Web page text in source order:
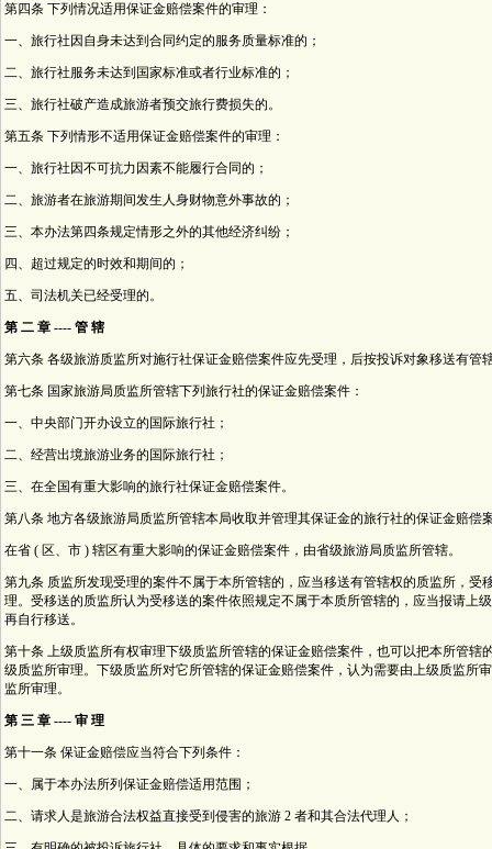
第四条 下列情况适用保证金赔偿案件的审理：
一、旅行社因自身未达到合同约定的服务质量标准的；
二、旅行社服务未达到国家标准或者行业标准的；
三、旅行社破产造成旅游者预交旅行费损失的。
第五条 下列情形不适用保证金赔偿案件的审理：
一、旅行社因不可抗力因素不能履行合同的；
二、旅游者在旅游期间发生人身财物意外事故的；
三、本办法第四条规定情形之外的其他经济纠纷；
四、超过规定的时效和期间的；
五、司法机关已经受理的。
第 二 章 ---- 管 辖
第六条 各级旅游质监所对施行社保证金赔偿案件应先受理，后按投诉对象移送有管
第七条 国家旅游局质监所管辖下列旅行社的保证金赔偿案件：
一、中央部门开办设立的国际旅行社；
二、经营出境旅游业务的国际旅行社；
三、在全国有重大影响的旅行社保证金赔偿案件。
第八条 地方各级旅游局质监所管辖本局收取并管理其保证金的旅行社的保证金赔偿
在省 ( 区、市 ) 辖区有重大影响的保证金赔偿案件，由省级旅游局质监所管辖。
第九条 质监所发现受理的案件不属于本所管辖的，应当移送有管辖权的质监所，受
理。受移送的质监所认为受移送的案件依照规定不属于本质所管辖的，应当报请上
再自行移送。
第十条 上级质监所有权审理下级质监所管辖的保证金赔偿案件，也可以把本所管辖
级质监所审理。下级质监所对它所管辖的保证金赔偿案件，认为需要由上级质监所
监所审理。
第 三 章 ---- 审 理
第十一条 保证金赔偿应当符合下列条件：
一、属于本办法所列保证金赔偿适用范围；
二、请求人是旅游合法权益直接受到侵害的旅游 2 者和其合法代理人；